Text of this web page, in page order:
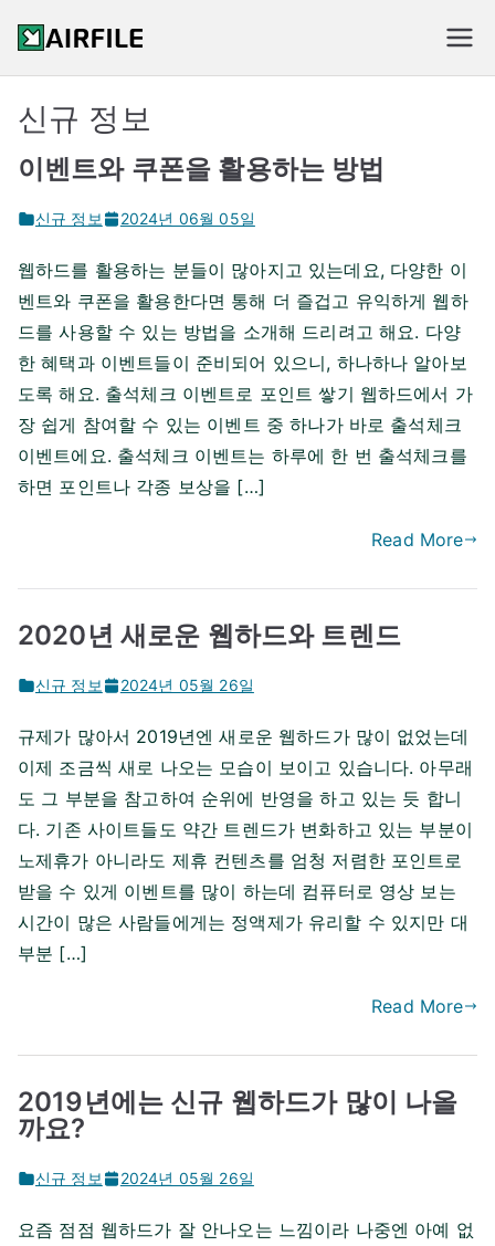
content
신규 웹하드 순위
신규 정보
이벤트와 쿠폰을 활용하는 방법
신규 정보 2024년 06월 05일
웹하드를 활용하는 분들이 많아지고 있는데요, 다양한 이
벤트와 쿠폰을 활용한다면 통해 더 즐겁고 유익하게 웹하
드를 사용할 수 있는 방법을 소개해 드리려고 해요. 다양
한 혜택과 이벤트들이 준비되어 있으니, 하나하나 알아보
도록 해요. 출석체크 이벤트로 포인트 쌓기 웹하드에서 가
장 쉽게 참여할 수 있는 이벤트 중 하나가 바로 출석체크
이벤트에요. 출석체크 이벤트는 하루에 한 번 출석체크를
하면 포인트나 각종 보상을 […]
Read More
2020년 새로운 웹하드와 트렌드
신규 정보 2024년 05월 26일
규제가 많아서 2019년엔 새로운 웹하드가 많이 없었는데
이제 조금씩 새로 나오는 모습이 보이고 있습니다. 아무래
도 그 부분을 참고하여 순위에 반영을 하고 있는 듯 합니
다. 기존 사이트들도 약간 트렌드가 변화하고 있는 부분이
노제휴가 아니라도 제휴 컨텐츠를 엄청 저렴한 포인트로
받을 수 있게 이벤트를 많이 하는데 컴퓨터로 영상 보는
시간이 많은 사람들에게는 정액제가 유리할 수 있지만 대
부분 […]
Read More
2019년에는 신규 웹하드가 많이 나올
까요?
신규 정보 2024년 05월 26일
요즘 점점 웹하드가 잘 안나오는 느낌이라 나중엔 아예 없